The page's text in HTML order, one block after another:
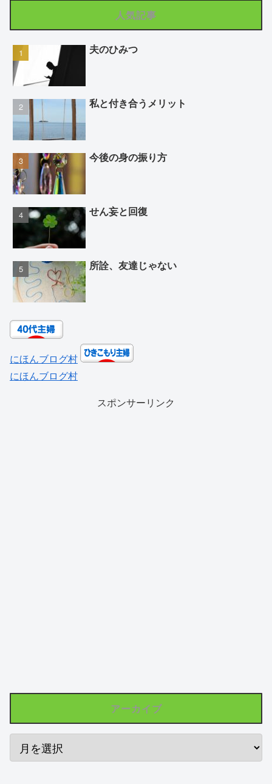
人気記事
夫のひみつ
私と付き合うメリット
今後の身の振り方
せん妄と回復
所詮、友達じゃない
にほんブログ村
にほんブログ村
スポンサーリンク
アーカイブ